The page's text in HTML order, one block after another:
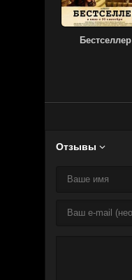
Бестселлер
Отзывы 